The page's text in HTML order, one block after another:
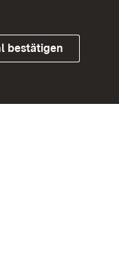
bestätigen